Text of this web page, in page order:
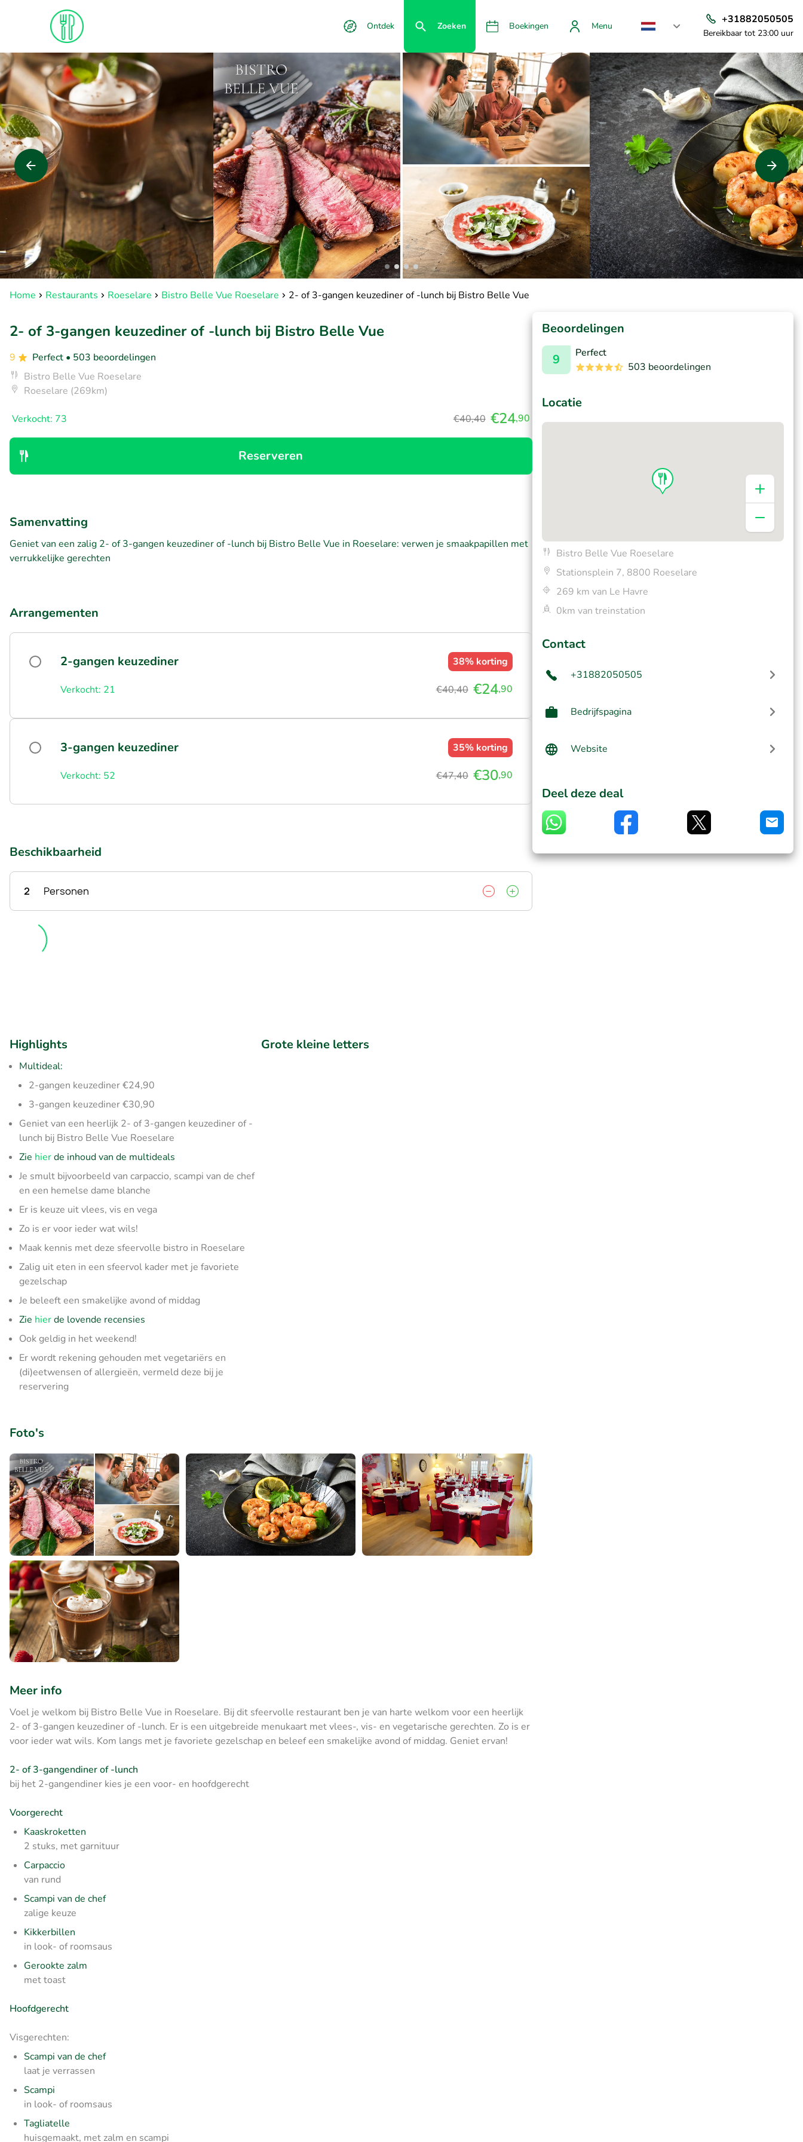
Ontdek Zoeken Boekingen Menu
+31882050505
Bereikbaar tot 23:00 uur
Home Restaurants Roeselare Bistro Belle Vue Roeselare 2- of 3-gangen keuzediner of -lunch bij Bistro Belle Vue
2- of 3-gangen keuzediner of -lunch bij Bistro Belle Vue
9 Perfect • 503 beoordelingen
Bistro Belle Vue Roeselare
Roeselare (269km)
Verkocht: 73 €40,40 €24,90
Reserveren
Samenvatting
Geniet van een zalig 2- of 3-gangen keuzediner of -lunch bij Bistro Belle Vue in Roeselare: verwen je smaakpapillen met
verrukkelijke gerechten
Arrangementen
2-gangen keuzediner 38% korting
Verkocht: 21 €40,40 €24,90
3-gangen keuzediner 35% korting
Verkocht: 52 €47,40 €30,90
Beschikbaarheid
2 Personen
Highlights
Multideal:
2-gangen keuzediner €24,90
3-gangen keuzediner €30,90
Geniet van een heerlijk 2- of 3-gangen keuzediner of -
lunch bij Bistro Belle Vue Roeselare
Zie hierde inhoud van de multideals
Je smult bijvoorbeeld van carpaccio, scampi van de chef
en een hemelse dame blanche
Er is keuze uit vlees, vis en vega
Zo is er voor ieder wat wils!
Maak kennis met deze sfeervolle bistro in Roeselare
Zalig uit eten in een sfeervol kader met je favoriete
gezelschap
Je beleeft een smakelijke avond of middag
Zie hierde lovende recensies
Ook geldig in het weekend!
Er wordt rekening gehouden met vegetariërs en
(di)eetwensen of allergieën, vermeld deze bij je
reservering
Grote kleine letters
Foto's
Meer info
Voel je welkom bij Bistro Belle Vue in Roeselare. Bij dit sfeervolle restaurant ben je van harte welkom voor een heerlijk
2- of 3-gangen keuzediner of -lunch. Er is een uitgebreide menukaart met vlees-, vis- en vegetarische gerechten. Zo is er
voor ieder wat wils. Kom langs met je favoriete gezelschap en beleef een smakelijke avond of middag. Geniet ervan!
2- of 3-gangendiner of -lunch
bij het 2-gangendiner kies je een voor- en hoofdgerecht
Voorgerecht
Kaaskroketten
2 stuks, met garnituur
Carpaccio
van rund
Scampi van de chef
zalige keuze
Kikkerbillen
in look- of roomsaus
Gerookte zalm
met toast
Hoofdgerecht
Visgerechten:
Scampi van de chef
laat je verrassen
Scampi
in look- of roomsaus
Tagliatelle
huisgemaakt, met zalm en scampi
Beoordelingen
9
Perfect
503 beoordelingen
Locatie
Bistro Belle Vue Roeselare
Stationsplein 7, 8800 Roeselare
269 km van Le Havre
0km van treinstation
Contact
+31882050505
Bedrijfspagina
Website
Deel deze deal